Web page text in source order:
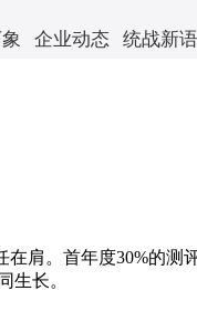
企业动态 统战新语
肩。首年度30%的测
生长。